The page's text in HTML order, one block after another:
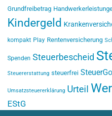
Grundfreibetrag
Kindergeld
kompakt Play Rentenversicherung
Spenden Steuerbescheid
Steuererstattung steuerfrei SteuerGo
Umsatzsteuererklärung Urteil
EStG